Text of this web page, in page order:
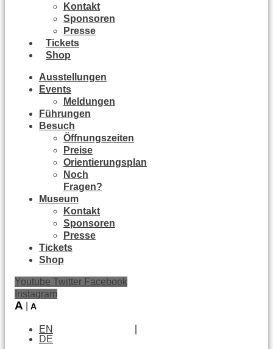
Kontakt
Sponsoren
Presse
Tickets
Shop
Ausstellungen
Events
Meldungen
Führungen
Besuch
Öffnungszeiten
Preise
Orientierungsplan
Noch
Fragen?
Museum
Kontakt
Sponsoren
Presse
Tickets
Shop
Youtube Twitter Facebook
Instagram
A A
EN
DE